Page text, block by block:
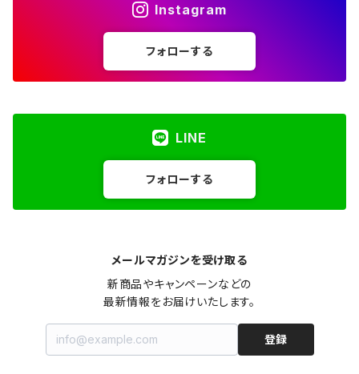
Instagram
フォローする
LINE
フォローする
メールマガジンを受け取る
新商品やキャンペーンなどの
最新情報をお届けいたします。
登録